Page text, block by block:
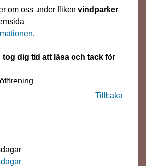
om oss under flikenvindparker
.
tog dig tid att läsa och tack för
Tillbaka